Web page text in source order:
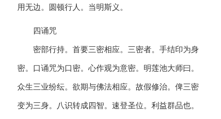
用无边。圆顿行人。当明斯义。
四诵咒
密部行持。首要三密相应。三密者。手结印为身
密。口诵咒为口密。心作观为意密。明莲池大师曰。
众生三业纷纭。欲期与佛法相应。故假修治。俾三密
变为三身。八识转成四智。速登圣位。利益群品也。